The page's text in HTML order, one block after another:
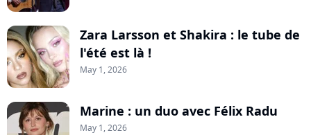
Zara Larsson et Shakira : le tube de
l'été est là !
May 1, 2026
Marine : un duo avec Félix Radu
May 1, 2026